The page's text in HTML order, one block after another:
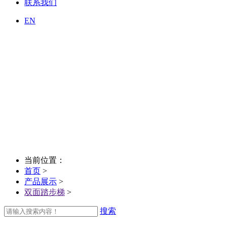
联系我们
EN
当前位置：
首页 >
产品展示 >
双面踏步梯 >
搜索